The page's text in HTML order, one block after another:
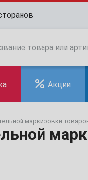
Акции
маркировки